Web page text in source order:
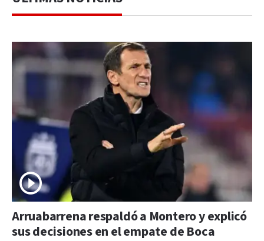
Arruabarrena respaldó a Montero y explicó
sus decisiones en el empate de Boca